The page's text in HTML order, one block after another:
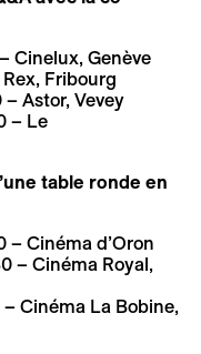
Cinelux, Genève
Fribourg
– Astor, Vevey
– Le
table ronde en
– Cinéma d’Oron
– Cinéma Royal,
Cinéma La Bobine,